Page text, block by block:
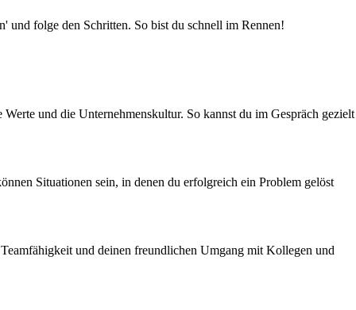
und folge den Schritten. So bist du schnell im Rennen!
und die Unternehmenskultur. So kannst du im Gespräch gezielt
Situationen sein, in denen du erfolgreich ein Problem gelöst
und deinen freundlichen Umgang mit Kollegen und